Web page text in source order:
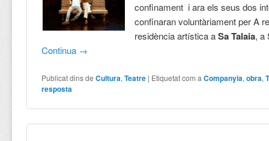
confinament i ara els seus dos
confinaran voluntàriament per A
residència artística aSa Talaia, a
Continua →
Publicat dins de Cultura,Teatre | Etiquetat com a Companyia,obra,
resposta